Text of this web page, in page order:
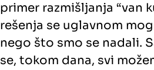
primer razmišljanja “van
rešenja se uglavnom
nego što smo se nadali.
se, tokom dana, svi